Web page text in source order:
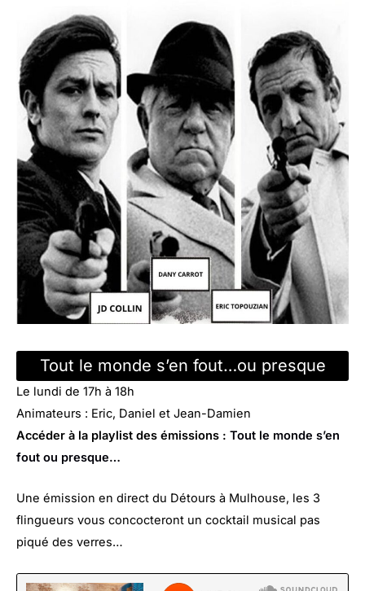
Tout le monde s’en fout…ou presque
Le lundi de 17h à 18h
Animateurs : Eric, Daniel et Jean-Damien
Accéder à la playlist des émissions : Tout le monde s’en
fout ou presque…
Une émission en direct du Détours à Mulhouse, les 3
flingueurs vous concocteront un cocktail musical pas
piqué des verres…